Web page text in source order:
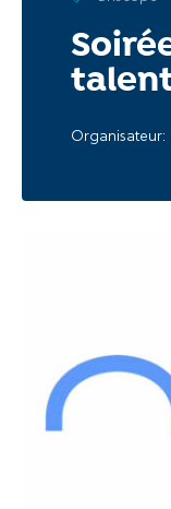
Organisateur: